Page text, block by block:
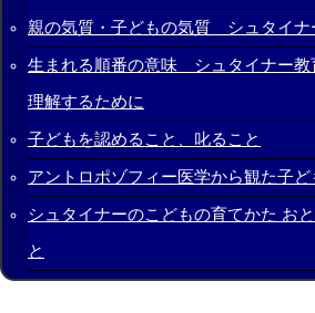
親の気質・子どもの気質 シュタイナ
生まれる順番の意味 シュタイナー教
理解するために
子どもを認めること、叱ること
アントロポゾフィー医学から観た子
シュタイナーのこどもの育てかた お
と